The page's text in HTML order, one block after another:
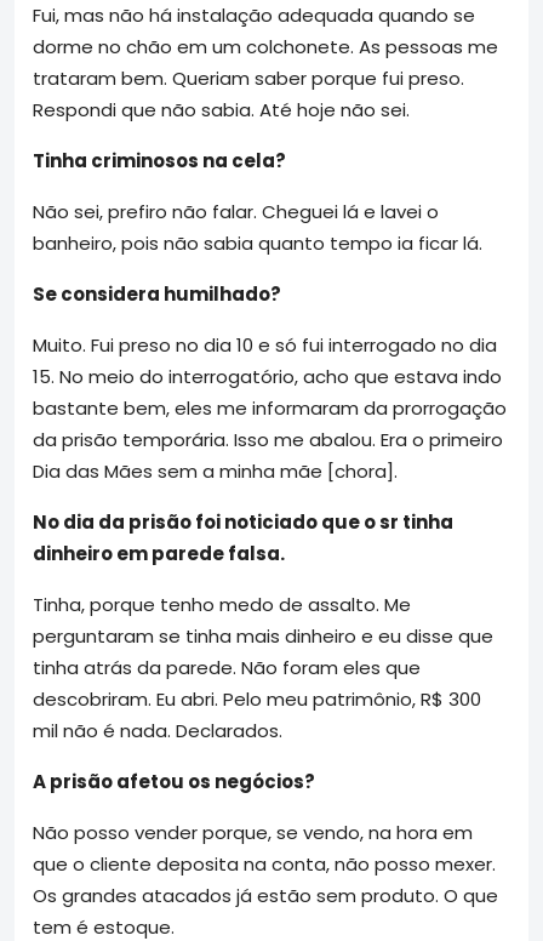
Fui, mas não há instalação adequada quando se
dorme no chão em um colchonete. As pessoas me
trataram bem. Queriam saber porque fui preso.
Respondi que não sabia. Até hoje não sei.
Tinha criminosos na cela?
Não sei, prefiro não falar. Cheguei lá e lavei o
banheiro, pois não sabia quanto tempo ia ficar lá.
Se considera humilhado?
Muito. Fui preso no dia 10 e só fui interrogado no dia
15. No meio do interrogatório, acho que estava indo
bastante bem, eles me informaram da prorrogação
da prisão temporária. Isso me abalou. Era o primeiro
Dia das Mães sem a minha mãe [chora].
No dia da prisão foi noticiado que o sr tinha
dinheiro em parede falsa.
Tinha, porque tenho medo de assalto. Me
perguntaram se tinha mais dinheiro e eu disse que
tinha atrás da parede. Não foram eles que
descobriram. Eu abri. Pelo meu patrimônio, R$ 300
mil não é nada. Declarados.
A prisão afetou os negócios?
Não posso vender porque, se vendo, na hora em
que o cliente deposita na conta, não posso mexer.
Os grandes atacados já estão sem produto. O que
tem é estoque.